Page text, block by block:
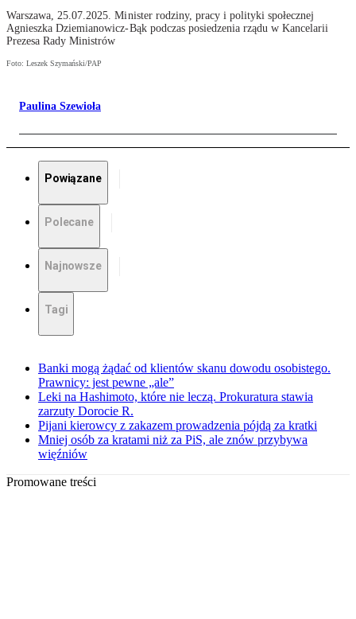
Warszawa, 25.07.2025. Minister rodziny, pracy i polityki społecznej
Agnieszka Dziemianowicz-Bąk podczas posiedzenia rządu w Kancelarii
Prezesa Rady Ministrów
Foto: Leszek Szymański/PAP
Paulina Szewioła
Powiązane
Polecane
Najnowsze
Tagi
Banki mogą żądać od klientów skanu dowodu osobistego.
Prawnicy: jest pewne „ale”
Leki na Hashimoto, które nie leczą. Prokuratura stawia
zarzuty Dorocie R.
Pijani kierowcy z zakazem prowadzenia pójdą za kratki
Mniej osób za kratami niż za PiS, ale znów przybywa
więźniów
Promowane treści